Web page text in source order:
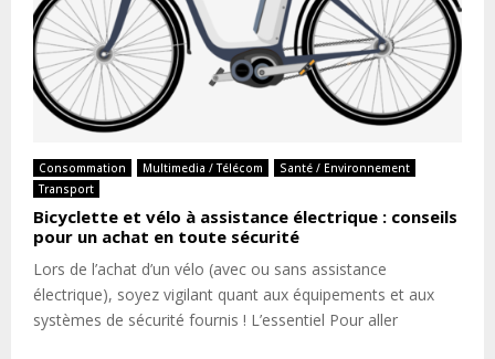
Consommation Multimedia / Télécom
Santé / Environnement
Transport
Bicyclette et vélo à assistance électrique : conseils
pour un achat en toute sécurité
Lors de l’achat d’un vélo (avec ou sans assistance
électrique), soyez vigilant quant aux équipements et aux
systèmes de sécurité fournis ! L’essentiel Pour aller